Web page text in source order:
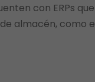
con ERPs que
almacén, como